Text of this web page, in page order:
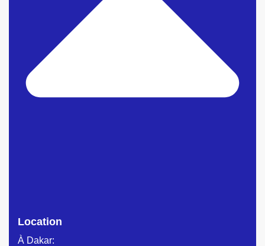
Location
À Dakar: